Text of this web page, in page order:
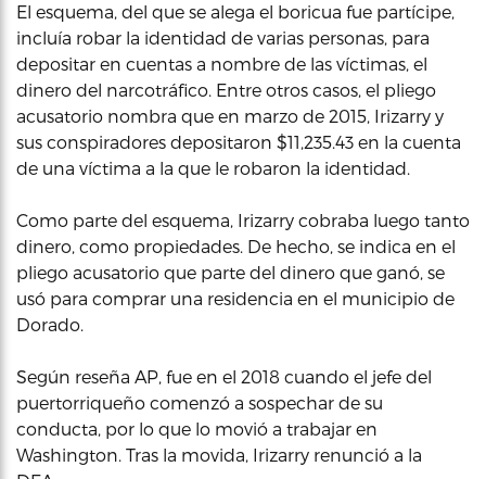
El esquema, del que se alega el boricua fue partícipe,
incluía robar la identidad de varias personas, para
depositar en cuentas a nombre de las víctimas, el
dinero del narcotráfico. Entre otros casos, el pliego
acusatorio nombra que en marzo de 2015, Irizarry y
sus conspiradores depositaron $11,235.43 en la cuenta
de una víctima a la que le robaron la identidad.
Como parte del esquema, Irizarry cobraba luego tanto
dinero, como propiedades. De hecho, se indica en el
pliego acusatorio que parte del dinero que ganó, se
usó para comprar una residencia en el municipio de
Dorado.
Según reseña AP, fue en el 2018 cuando el jefe del
puertorriqueño comenzó a sospechar de su
conducta, por lo que lo movió a trabajar en
Washington. Tras la movida, Irizarry renunció a la